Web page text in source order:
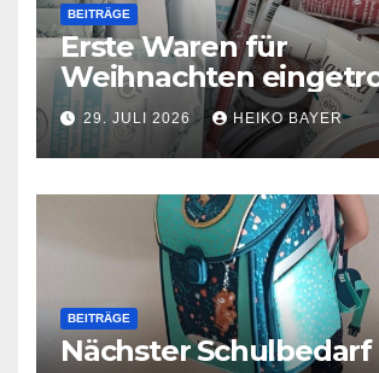
BEITRÄGE
Erste Waren für
Weihnachten
29. JULI 2026 HEIKO BAYER
BEITRÄGE
Nächster Schulbedarf